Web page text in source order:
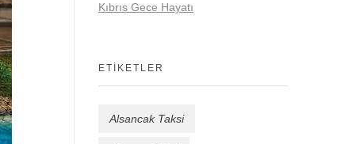
Kıbrıs Gece Hayatı
ETIKETLER
Alsancak Taksi